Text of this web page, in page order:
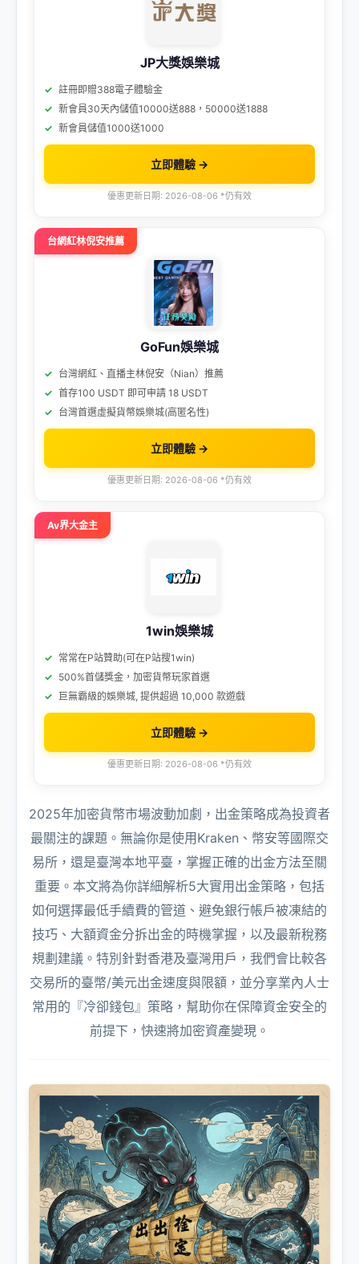
JP大獎娛樂城
註冊即贈388電子體驗金
新會員30天內儲值10000送888，50000送1888
新會員儲值1000送1000
立即體驗 →
優惠更新日期: 2026-08-06 *仍有效
台網紅林倪安推薦
GoFun娛樂城
台灣網紅、直播主林倪安（Nian）推薦
首存100 USDT 即可申請 18 USDT
台灣首選虛擬貨幣娛樂城(高匿名性)
立即體驗 →
優惠更新日期: 2026-08-06 *仍有效
Av界大金主
1win娛樂城
常常在P站贊助(可在P站搜1win)
500%首儲獎金，加密貨幣玩家首選
巨無霸級的娛樂城, 提供超過 10,000 款遊戲
立即體驗 →
優惠更新日期: 2026-08-06 *仍有效
2025年加密貨幣市場波動加劇，出金策略成為投資者
最關注的課題。無論你是使用Kraken、幣安等國際交
易所，還是臺灣本地平臺，掌握正確的出金方法至關
重要。本文將為你詳細解析5大實用出金策略，包括
如何選擇最低手續費的管道、避免銀行帳戶被凍結的
技巧、大額資金分拆出金的時機掌握，以及最新稅務
規劃建議。特別針對香港及臺灣用戶，我們會比較各
交易所的臺幣/美元出金速度與限額，並分享業內人士
常用的『冷卻錢包』策略，幫助你在保障資金安全的
前提下，快速將加密資產變現。